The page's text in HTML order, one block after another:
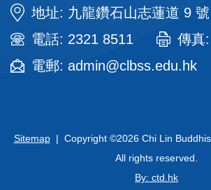
地址: 九龍鑽石山志蓮道 9 號
電話: 2321 8511
傳真
電郵: admin@clbss.edu.hk
Sitemap| Copyright ©2026 Chi Lin
All rights reserved.
By: ctd.hk